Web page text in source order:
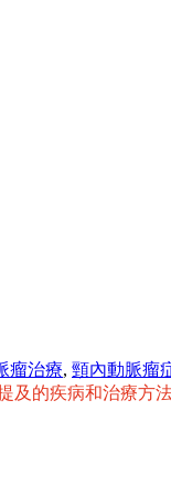
瘤治療, 頸內動脈瘤
及的疾病和治療